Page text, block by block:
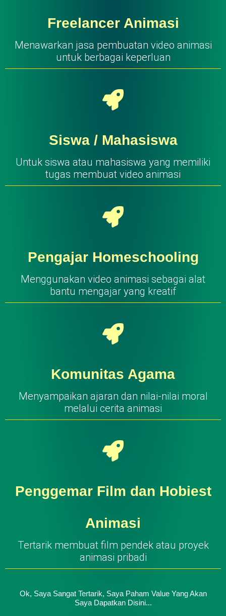
Freelancer Animasi
Menawarkan jasa pembuatan video animasi
untuk berbagai keperluan
Siswa / Mahasiswa
Untuk siswa atau mahasiswa yang memiliki
tugas membuat video animasi
Pengajar Homeschooling
Menggunakan video animasi sebagai alat
bantu mengajar yang kreatif
Komunitas Agama
Menyampaikan ajaran dan nilai-nilai moral
melalui cerita animasi
Penggemar Film dan Hobiest
Animasi
Tertarik membuat film pendek atau proyek
animasi pribadi
Ok, Saya Sangat Tertarik, Saya Paham Value Yang Akan
Saya Dapatkan Disini...